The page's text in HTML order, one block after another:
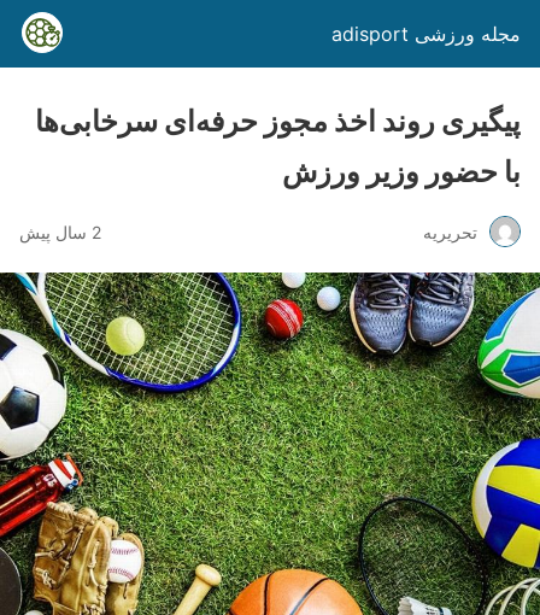
مجله ورزشی adisport
پیگیری روند اخذ مجوز حرفه‌ای سرخابی‌ها
با حضور وزیر ورزش
تحریریه 2 سال پیش